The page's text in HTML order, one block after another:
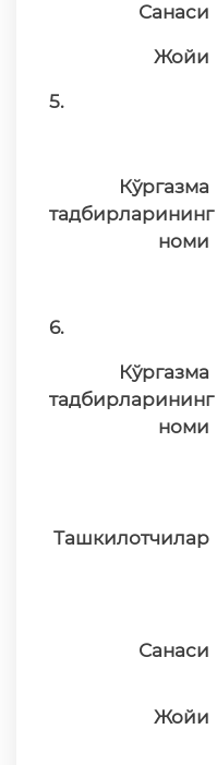
Санаси
Жойи
5.
Кўргазма
тадбирларининг
номи
6.
Кўргазма
тадбирларининг
номи
Ташкилотчилар
Санаси
Жойи